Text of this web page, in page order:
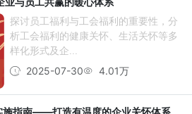
探讨员工福利与工会福利的重要性，分
析工会福利的健康关怀、生活关怀等多
样化形式及企...
2025-07-30
4.01万
施指南——打造有温度的企业关怀体系